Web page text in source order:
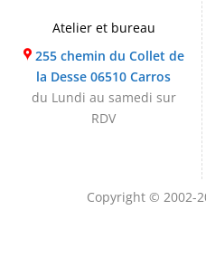
Atelier et bureau
255 chemin du Collet de
la Desse 06510 Carros
du Lundi au samedi sur
RDV
Copyright © 2002-